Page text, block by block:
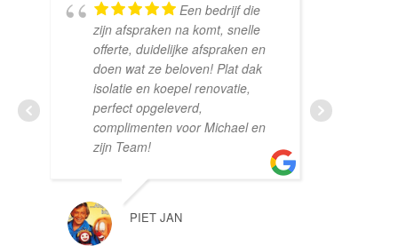
Een bedrijf die
zijn afspraken na komt, snelle
offerte, duidelijke afspraken en
doen wat ze beloven! Plat dak
isolatie en koepel renovatie,
perfect opgeleverd,
complimenten voor Michael en
zijn Team!
PIET JAN